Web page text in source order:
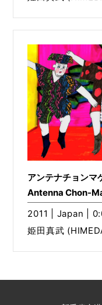
アンテナチョンマ
Antenna Chon-
2011 | Japan |
姫田真武